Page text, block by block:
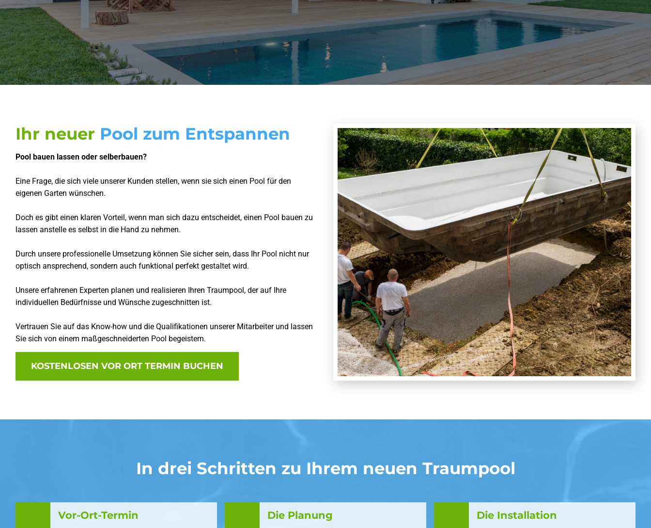
Ihr neuer Pool zum Entspannen
Pool bauen lassen oder selberbauen?
Eine Frage, die sich viele unserer Kunden stellen, wenn sie sich einen Pool für den
eigenen Garten wünschen.
Doch es gibt einen klaren Vorteil, wenn man sich dazu entscheidet, einen Pool bauen zu
lassen anstelle es selbst in die Hand zu nehmen.
Durch unsere professionelle Umsetzung können Sie sicher sein, dass Ihr Pool nicht nur
optisch ansprechend, sondern auch funktional perfekt gestaltet wird.
Unsere erfahrenen Experten planen und realisieren Ihren Traumpool, der auf Ihre
individuellen Bedürfnisse und Wünsche zugeschnitten ist.
Vertrauen Sie auf das Know-how und die Qualifikationen unserer Mitarbeiter und lassen
Sie sich von einem maßgeschneiderten Pool begeistern.
KOSTENLOSEN VOR ORT TERMIN BUCHEN
In drei Schritten zu Ihrem neuen Traumpool
Vor-Ort-Termin Die Planung Die Installation